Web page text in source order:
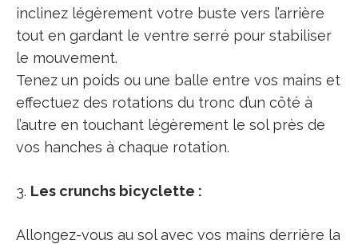
inclinez légèrement votre buste vers l’arrière
tout en gardant le ventre serré pour stabiliser
le mouvement.
Tenez un poids ou une balle entre vos mains et
effectuez des rotations du tronc d’un côté à
l’autre en touchant légèrement le sol près de
vos hanches à chaque rotation.
3. Les crunchs bicyclette :
Allongez-vous au sol avec vos mains derrière la